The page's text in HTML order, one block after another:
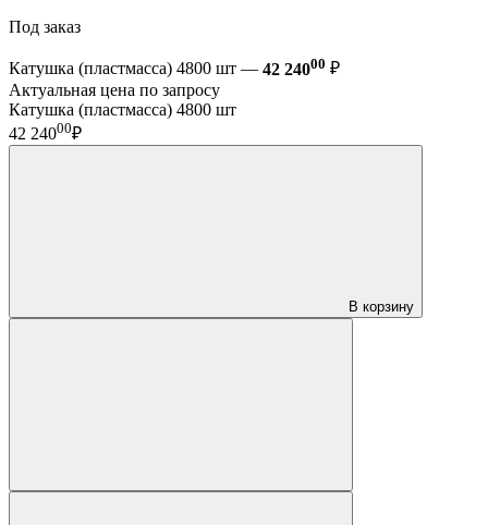
Под заказ
Катушка (пластмасса) 4800 шт — 42 24000 ₽
Актуальная цена по запросу
Катушка (пластмасса) 4800 шт
42 24000₽
В корзину